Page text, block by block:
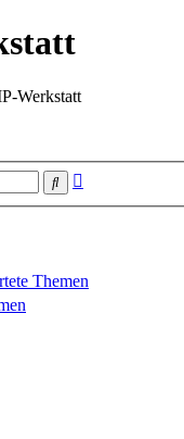
Werkstatt
Suche
Themen